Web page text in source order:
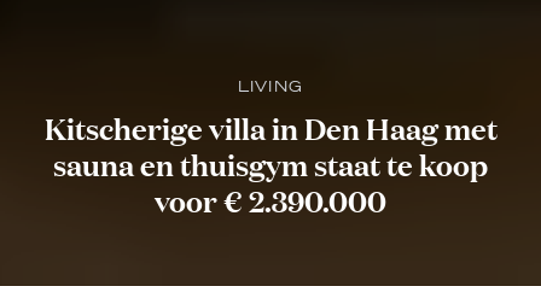
LIVING
Kitscherige villa in Den Haag met
sauna en thuisgym staat te koop
voor € 2.390.000